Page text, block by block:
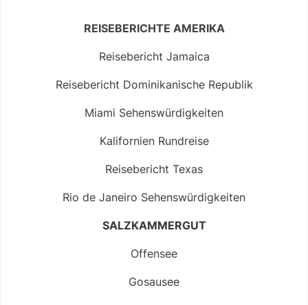
REISEBERICHTE AMERIKA
Reisebericht Jamaica
Reisebericht Dominikanische Republik
Miami Sehenswürdigkeiten
Kalifornien Rundreise
Reisebericht Texas
Rio de Janeiro Sehenswürdigkeiten
SALZKAMMERGUT
Offensee
Gosausee